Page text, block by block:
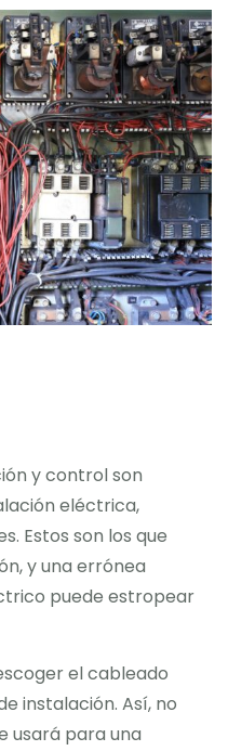
y control son
eléctrica,
Estos son los que
y una errónea
puede estropear
el cableado
instalación. Así, no
usará para una